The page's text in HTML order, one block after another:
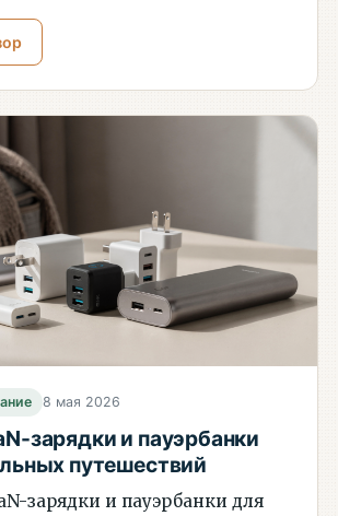
8 мая 2026
зарядки и пауэрбанки
путешествий
зарядки и пауэрбанки для